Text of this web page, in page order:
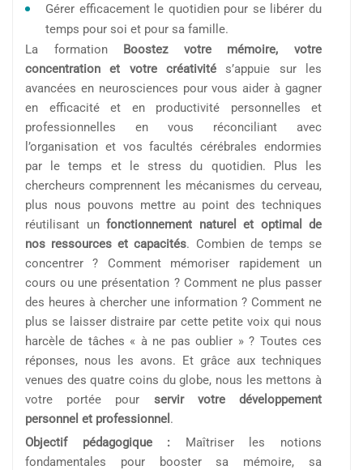
Gérer efficacement le quotidien pour se libérer du
temps pour soi et pour sa famille.
La formation Boostez votre mémoire, votre
concentration et votre créativité s’appuie sur les
avancées en neurosciences pour vous aider à gagner
en efficacité et en productivité personnelles et
professionnelles en vous réconciliant avec
l’organisation et vos facultés cérébrales endormies
par le temps et le stress du quotidien. Plus les
chercheurs comprennent les mécanismes du cerveau,
plus nous pouvons mettre au point des techniques
réutilisant un fonctionnement naturel et optimal de
nos ressources et capacités. Combien de temps se
concentrer ? Comment mémoriser rapidement un
cours ou une présentation ? Comment ne plus passer
des heures à chercher une information ? Comment ne
plus se laisser distraire par cette petite voix qui nous
harcèle de tâches « à ne pas oublier » ? Toutes ces
réponses, nous les avons. Et grâce aux techniques
venues des quatre coins du globe, nous les mettons à
votre portée pour servir votre développement
personnel et professionnel .
Objectif pédagogique : Maîtriser les notions
fondamentales pour booster sa mémoire, sa